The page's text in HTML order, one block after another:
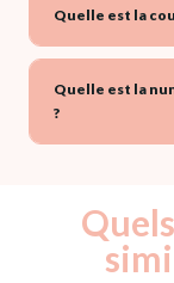
Quelle est la
Quelle est la
?